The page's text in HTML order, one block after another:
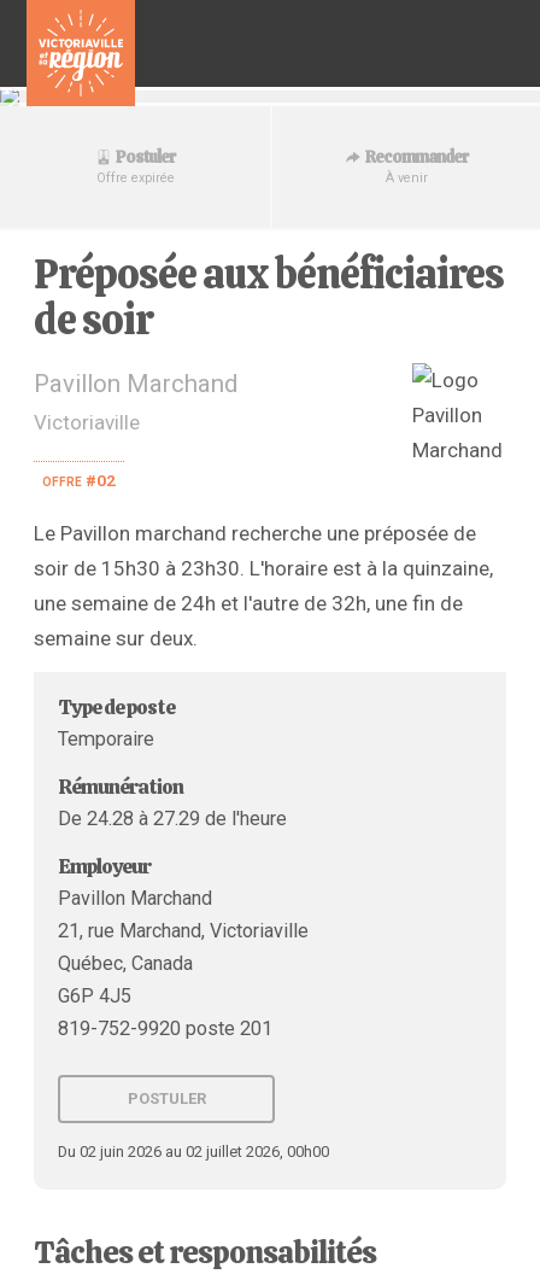
Postuler
Offre expirée
Recommander
À venir
Préposée aux bénéficiaires
de soir
Pavillon Marchand
Victoriaville
offre #02
Le Pavillon marchand recherche une préposée de
soir de 15h30 à 23h30. L'horaire est à la quinzaine,
une semaine de 24h et l'autre de 32h, une fin de
semaine sur deux.
Type de poste
Temporaire
Rémunération
De 24.28 à 27.29 de l'heure
Employeur
Pavillon Marchand
21, rue Marchand, Victoriaville
Québec, Canada
G6P 4J5
819-752-9920 poste 201
POSTULER
Du 02 juin 2026 au 02 juillet 2026, 00h00
Tâches et responsabilités